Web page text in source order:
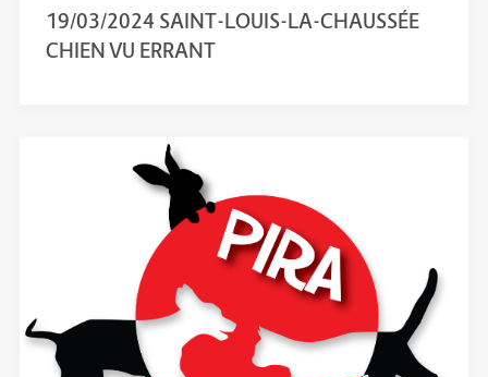
19/03/2024 SAINT-LOUIS-LA-CHAUSSÉE
CHIEN VU ERRANT